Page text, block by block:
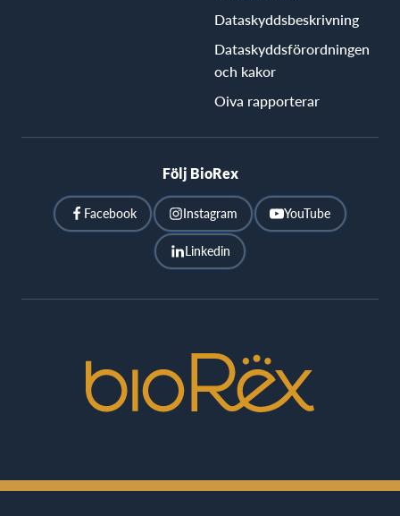
Dataskyddsbeskrivning
Dataskyddsförordningen
och kakor
Oiva rapporterar
Följ BioRex
Facebook Instagram YouTube
Linkedin
Cinemas